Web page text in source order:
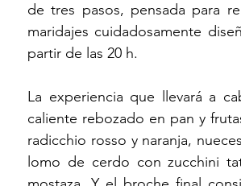
de tres pasos, pensada para
maridajes cuidadosamente
partir de las 20 h.
La experiencia que llevará a
caliente rebozado en pan y
radicchio rosso y naranja,
lomo de cerdo con zucchini